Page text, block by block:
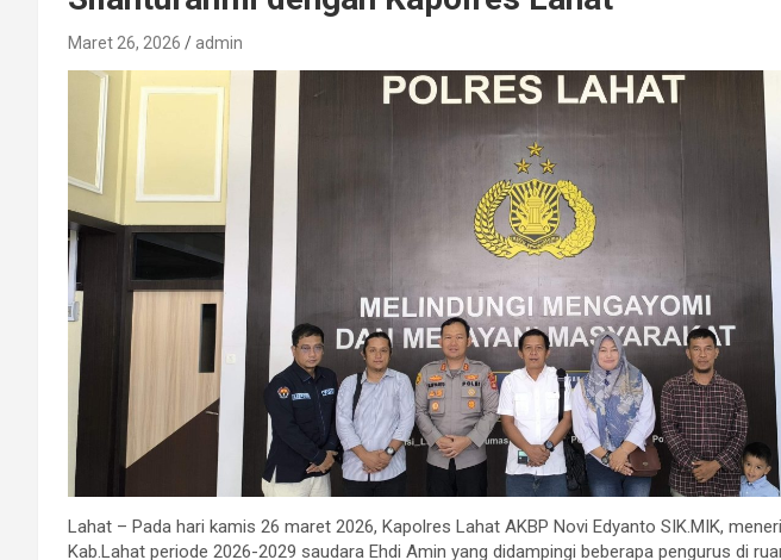
Maret 26, 2026 admin
Lahat – Pada hari kamis 26 maret 2026, Kapolres Lahat AKBP Novi Edyanto SIK.MIK,
Kab.Lahat periode 2026-2029 saudara Ehdi Amin yang didampingi beberapa pengurus di